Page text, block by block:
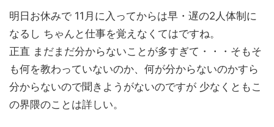
明日お休みで 11月に入ってからは早・遅の2人体制に
なるし ちゃんと仕事を覚えなくてはですね。
正直 まだまだ分からないことが多すぎて・・・そもそ
も何を教わっていないのか、何が分からないのかすら
分からないので聞きようがないのですが 少なくともこ
の界隈のことは詳しい。